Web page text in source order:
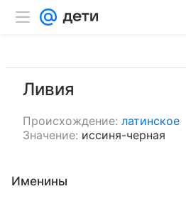
Ливия
Происхождение: латинское
Значение: иссиня-черная
Именины